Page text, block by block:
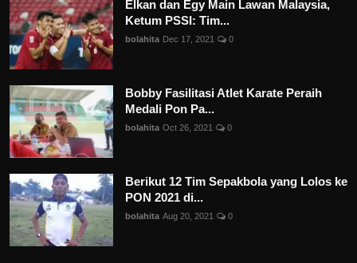
Elkan dan Egy Main Lawan Malaysia,
Ketum PSSI: Tim...
bolahita Dec 17, 2021 0
Bobby Fasilitasi Atlet Karate Peraih
Medali Pon Pa...
bolahita Oct 26, 2021 0
Berikut 12 Tim Sepakbola yang Lolos ke
PON 2021 di...
bolahita Aug 20, 2021 0